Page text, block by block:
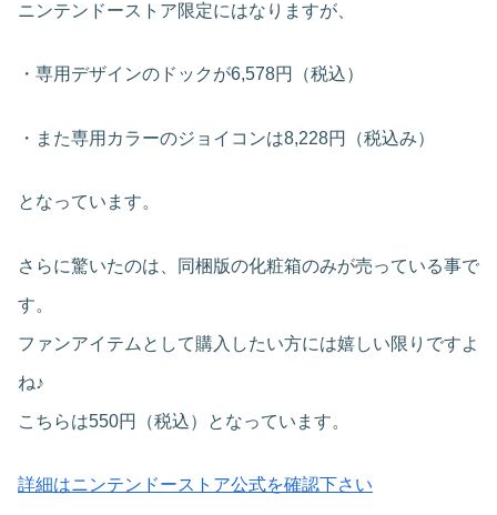
ニンテンドーストア限定にはなりますが、
・専用デザインのドックが6,578円（税込）
・また専用カラーのジョイコンは8,228円（税込み）
となっています。
さらに驚いたのは、同梱版の化粧箱のみが売っている事で
す。
ファンアイテムとして購入したい方には嬉しい限りですよ
ね♪
こちらは550円（税込）となっています。
詳細はニンテンドーストア公式を確認下さい